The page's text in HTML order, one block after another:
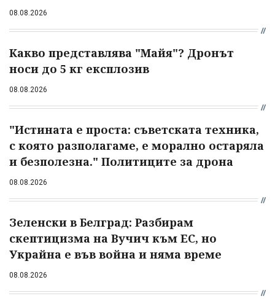
08.08.2026
Какво представлява "Майя"? Дронът
носи до 5 кг експлозив
08.08.2026
"Истината е проста: съветската техника,
с която разполагаме, е морално остаряла
и безполезна." Политиците за дрона
08.08.2026
Зеленски в Белград: Разбирам
скептицизма на Вучич към ЕС, но
Украйна е във война и няма време
08.08.2026